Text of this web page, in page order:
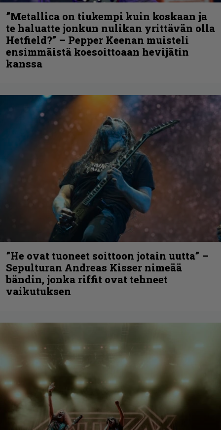
”Metallica on tiukempi kuin koskaan ja
te haluatte jonkun nulikan yrittävän olla
Hetfield?” – Pepper Keenan muisteli
ensimmäistä koesoittoaan hevijätin
kanssa
”He ovat tuoneet soittoon jotain uutta” –
Sepulturan Andreas Kisser nimeää
bändin, jonka riffit ovat tehneet
vaikutuksen